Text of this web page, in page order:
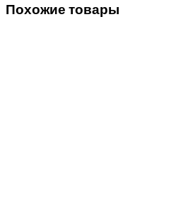
Похожие товары